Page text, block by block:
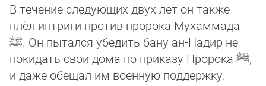
В течение следующих двух лет он также
плёл интриги против пророка Мухаммада
ﷺ. Он пытался убедить бану ан-Надир не
покидать свои дома по приказу Пророка ﷺ,
и даже обещал им военную поддержку.